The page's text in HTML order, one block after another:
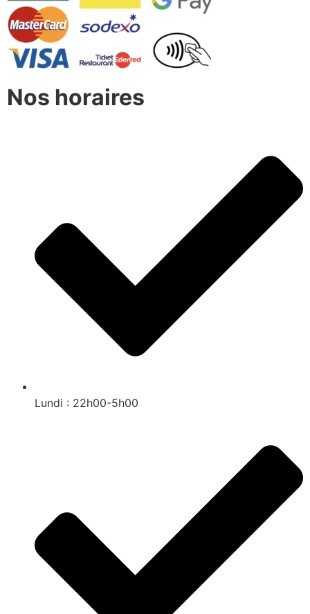
Nos horaires
Lundi : 22h00-5h00